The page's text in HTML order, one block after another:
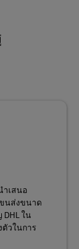
ำเสนอ
นส่งขนาด
ใน
วในการ